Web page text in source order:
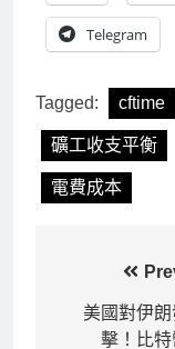
Telegram
Tagged: cftime
礦工收支平衡
電費成本
美國對伊
擊！比